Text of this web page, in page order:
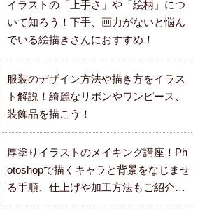
イラストの「上手さ」や「絵柄」につ
いて知ろう！下手、画力がないと悩ん
でいる絵描きさんにおすすめ！
服装のデザイン方法や描き方をイラス
ト解説！綺麗なリボンやワンピース、
装飾品を描こう！
厚塗りイラストのメイキング講座！Ph
otoshopで描くキャラと背景をなじませ
る手順、仕上げや加工方法もご紹介し
ます。